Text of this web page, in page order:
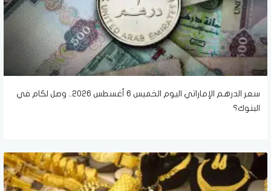
سعر الدرهم الإماراتي اليوم الخميس 6 أغسطس 2026.. وصل لكام في
البنوك؟